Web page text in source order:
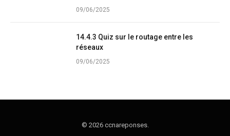
09/06/2025
14.4.3 Quiz sur le routage entre les
réseaux
09/06/2025
© 2026 ccnareponses.